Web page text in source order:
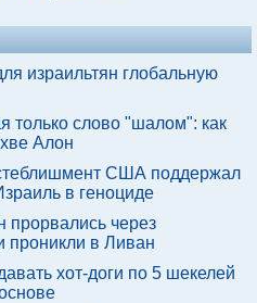
израильтян глобальную
только слово "шалом": как
Алон
США поддержал
в геноциде
прорвались через
проникли в Ливан
хот-доги по 5 шекелей